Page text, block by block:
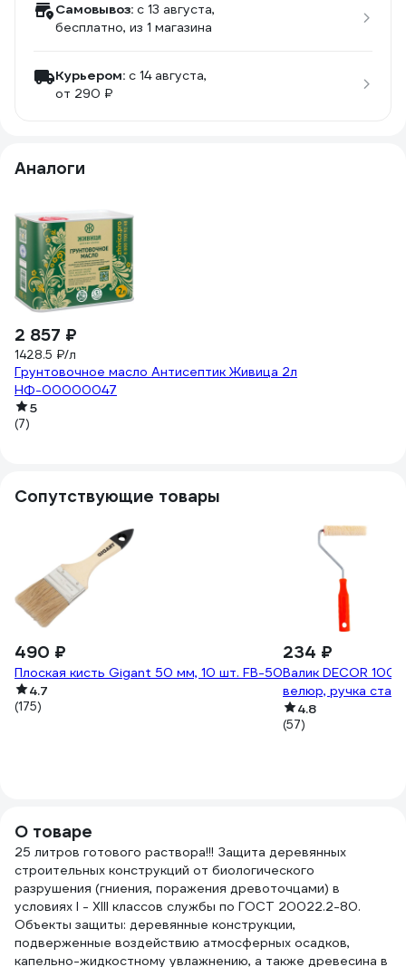
Самовывоз: c 13 августа,
бесплатно, из 1 магазина
Курьером: c 14 августа,
от 290 ₽
Аналоги
2 857 ₽
1428.5 ₽/л
Грунтовочное масло Антисептик Живица 2л
НФ-00000047
5
(7)
Сопутствующие товары
490 ₽
Плоская кисть Gigant 50 мм, 10 шт. FB-50
4.7
(175)
234 ₽
Валик DECOR
велюр, ручка
4.8
(57)
О товаре
25 литров готового раствора!!! Защита деревянных
строительных конструкций от биологического
разрушения (гниения, поражения древоточцами) в
условиях I - XIII классов службы по ГОСТ 20022.2-80.
Объекты защиты: деревянные конструкции,
подверженные воздействию атмосферных осадков,
капельно-жидкостному увлажнению, а также древесина в